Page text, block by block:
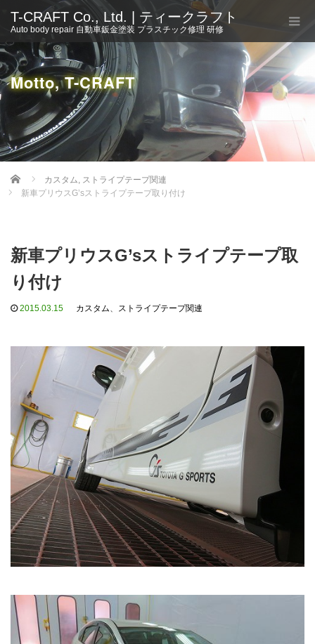
T-CRAFT Co., Ltd. | ティークラフト
Auto body repair 自動車鈑金塗装 プラスチック修理 研修
Motto, T-CRAFT
Home カスタム, ストライプテープ関連
新車プリウスG’sストライプテープ取り付け
新車プリウスG’sストライプテープ取
り付け
2015.03.15 カスタム、 ストライプテープ関連